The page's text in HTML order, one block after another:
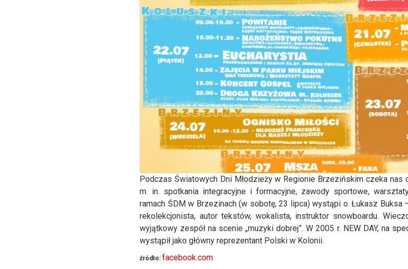
Podczas Światowych Dni Młodzieży w Regionie Brzezińskim czeka nas
m. in. spotkania integracyjne i formacyjne, zawody sportowe,
ramach ŚDM w Brzezinach (w sobotę, 23 lipca) wystąpi o. Łukasz Buksa
rekolekcjonista, autor tekstów, wokalista, instruktor snowboardu.
wyjątkowy zespół na scenie „muzyki dobrej”. W 2005 r. NEW DAY, na
wystąpił jako główny reprezentant Polski w Kolonii.
źródło: facebook.com